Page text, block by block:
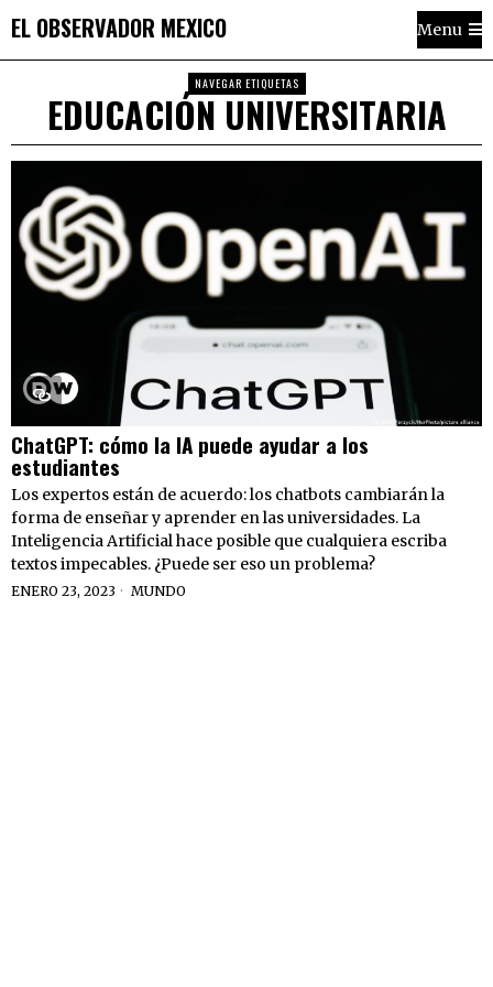
EL OBSERVADOR MEXICO Menu
NAVEGAR ETIQUETAS
EDUCACIÓN UNIVERSITARIA
ChatGPT: cómo la IA puede ayudar a los
estudiantes
Los expertos están de acuerdo: los chatbots cambiarán la
forma de enseñar y aprender en las universidades. La
Inteligencia Artificial hace posible que cualquiera escriba
textos impecables. ¿Puede ser eso un problema?
ENERO 23, 2023 MUNDO